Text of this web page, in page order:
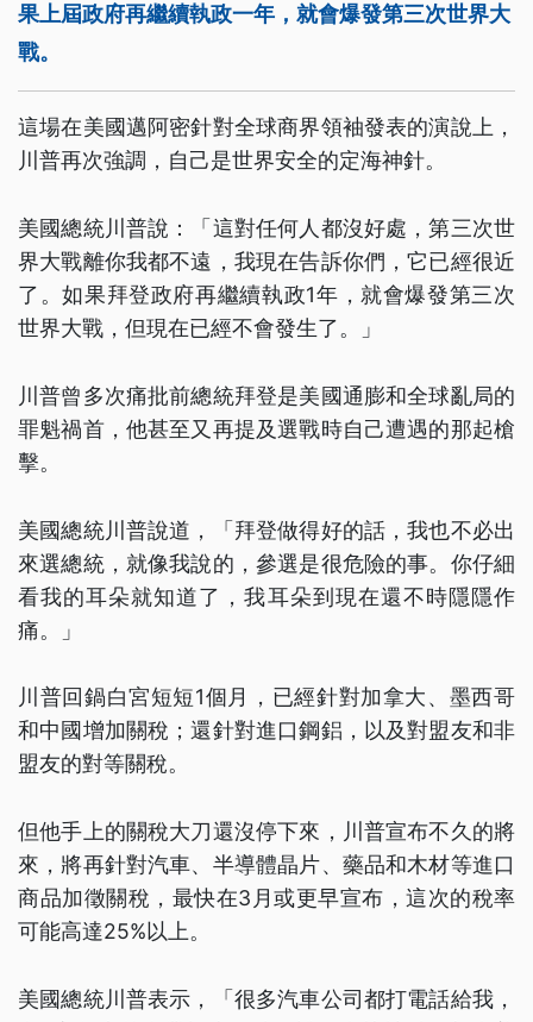
果上屆政府再繼續執政一年，就會爆發第三次世界大
戰。
這場在美國邁阿密針對全球商界領袖發表的演說上，
川普再次強調，自己是世界安全的定海神針。
美國總統川普說：「這對任何人都沒好處，第三次世
界大戰離你我都不遠，我現在告訴你們，它已經很近
了。如果拜登政府再繼續執政1年，就會爆發第三次
世界大戰，但現在已經不會發生了。」
川普曾多次痛批前總統拜登是美國通膨和全球亂局的
罪魁禍首，他甚至又再提及選戰時自己遭遇的那起槍
擊。
美國總統川普說道，「拜登做得好的話，我也不必出
來選總統，就像我說的，參選是很危險的事。你仔細
看我的耳朵就知道了，我耳朵到現在還不時隱隱作
痛。」
川普回鍋白宮短短1個月，已經針對加拿大、墨西哥
和中國增加關稅；還針對進口鋼鋁，以及對盟友和非
盟友的對等關稅。
但他手上的關稅大刀還沒停下來，川普宣布不久的將
來，將再針對汽車、半導體晶片、藥品和木材等進口
商品加徵關稅，最快在3月或更早宣布，這次的稅率
可能高達25%以上。
美國總統川普表示，「很多汽車公司都打電話給我，